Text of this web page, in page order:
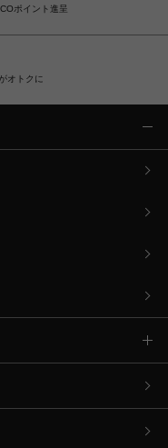
ポイント進呈
オトクに